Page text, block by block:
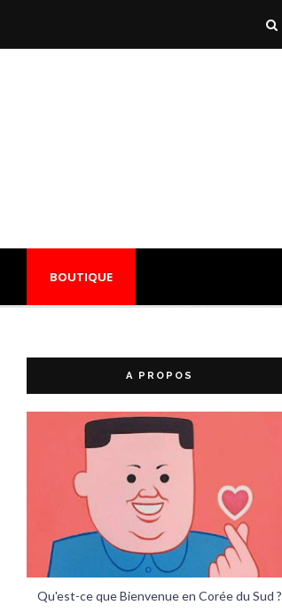
BOUTIQUE
A PROPOS
Qu'est-ce que Bienvenue en Corée du Sud ?